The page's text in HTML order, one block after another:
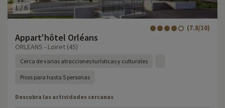
1/6
Appart'hôtel Orléans
(7.8/10)
ORLEANS - Loiret (45)
Cerca de varias atracciones turísticas y culturales
Pisos para hasta 5 personas
Descubra las actividades cercanas